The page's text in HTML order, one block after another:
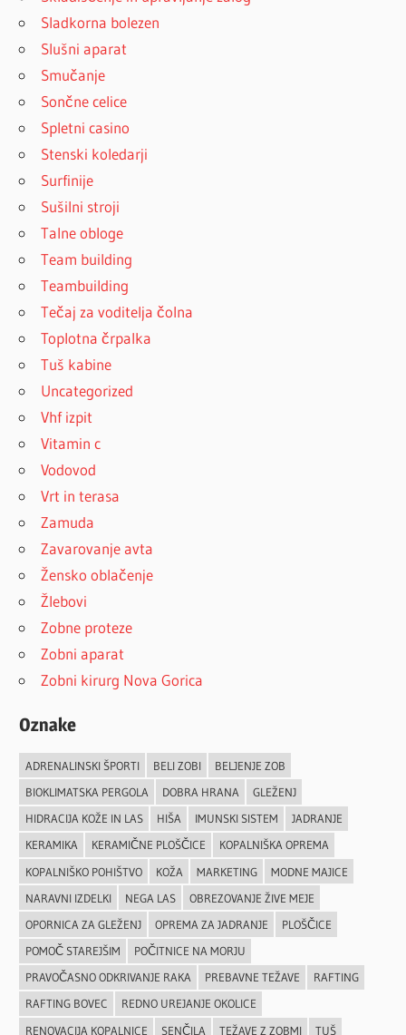
Sladkorna bolezen
Slušni aparat
Smučanje
Sončne celice
Spletni casino
Stenski koledarji
Surfinije
Sušilni stroji
Talne obloge
Team building
Teambuilding
Tečaj za voditelja čolna
Toplotna črpalka
Tuš kabine
Uncategorized
Vhf izpit
Vitamin c
Vodovod
Vrt in terasa
Zamuda
Zavarovanje avta
Žensko oblačenje
Žlebovi
Zobne proteze
Zobni aparat
Zobni kirurg Nova Gorica
Oznake
ADRENALINSKI ŠPORTI BELI ZOBI
BELJENJE ZOB
BIOKLIMATSKA PERGOLA
DOBRA HRANA
GLEŽENJ
HIDRACIJA KOŽE IN LAS
HIŠA IMUNSKI SISTEM
JADRANJE
KERAMIKA
KERAMIČNE PLOŠČICE
KOPALNIŠKA OPREMA
KOPALNIŠKO POHIŠTVO
KOŽA MARKETING
MODNE MAJICE
NARAVNI IZDELKI
NEGA LAS
OBREZOVANJE ŽIVE MEJE
OPORNICA ZA GLEŽENJ
OPREMA ZA JADRANJE
PLOŠČICE
POMOČ STAREJŠIM
POČITNICE NA MORJU
PRAVOČASNO ODKRIVANJE RAKA
PREBAVNE TEŽAVE
RAFTING
RAFTING BOVEC
REDNO UREJANJE OKOLICE
RENOVACIJA KOPALNICE
SENČILA TEŽAVE Z ZOBMI TUŠ